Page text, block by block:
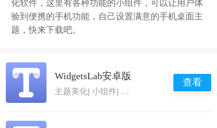
化软件，这里有各种功能的小组件，可以让用户体
验到便携的手机功能，自己设置满意的手机桌面主
题，快来下载吧。
WidgetsLab安卓版
主题美化|小组件| WidgetsLab WidgetsLab
查看